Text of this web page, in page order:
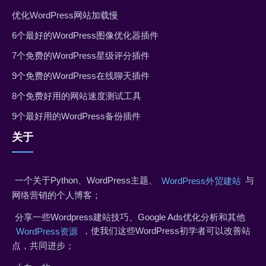
优化WordPress网站加载慢
6个最好的WordPress图像优化器插件
7个免费的WordPress星级评分插件
9个免费的WordPress在线聊天插件
8个免费好用的网站速度测试工具
9个最好用的WordPress备份插件
关于
一个关于Python、WordPress主题、 WordPress外贸建站 与
网络营销的个人博客；
分享一些Wordpress建站技巧、Google Ads优化分析和其他
WordPress资源
，使我们这些WordPress初学者可以改善站
点，共同进步；